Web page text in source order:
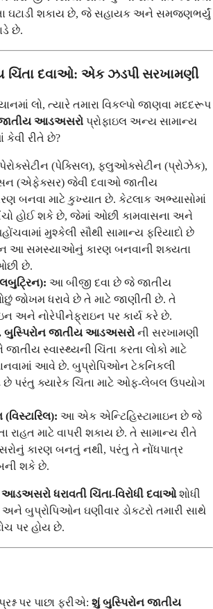
ઘટાડી શકાય છે, જે સહાયક અને સમજણભર્યું
છે.
ચિંતા દવાઓ: એક ઝડપી સરખામણી
લો, ત્યારે તમારા વિકલ્પો જાણવા મદદરૂપ
આડઅસરો પ્રોફાઇલ અન્ય સામાન્ય
કેવી રીતે છે?
પેરોક્સેટીન (પેક્સિલ), ફ્લુઓક્સેટીન (પ્રોઝેક),
(એફેક્સર) જેવી દવાઓ જાતીય
બનવા માટે કુખ્યાત છે. કેટલાક અભ્યાસોમાં
હોઈ શકે છે, જેમાં ઓછી કામવાસના અને
મુશ્કેલી સૌથી સામાન્ય ફરિયાદો છે
આ સમસ્યાઓનું કારણ બનવાની શક્યતા
છે.
આ બીજી દવા છે જે જાતીય
ધરાવે છે તે માટે જાણીતી છે. તે
અને નોરેપીનેફ્રાઇન પર કાર્ય કરે છે.
બુસ્પિરોન જાતીય આડઅસરો ની સરખામણી
સ્વાસ્થ્યની ચિંતા કરતા લોકો માટે
આવે છે. બુપ્રોપિઓન ટેકનિકલી
છે પરંતુ ક્યારેક ચિંતા માટે ઓફ-લેબલ ઉપયોગ
આ એક એન્ટિહિસ્ટામાઇન છે જે
રાહત માટે વાપરી શકાય છે. તે સામાન્ય રીતે
કારણ બનતું નથી, પરંતુ તે નોંધપાત્ર
શકે છે.
ધરાવતી ચિંતા-વિરોધી દવાઓશોધી
અને બુપ્રોપિઓન ઘણીવાર ડોકટરો તમારી સાથે
પર હોય છે.
પર પાછા ફરીએ: શું બુસ્પિરોન જાતીય